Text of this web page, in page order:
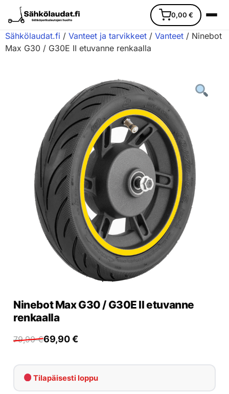
0,00 €
Ajoneuvot
Varaosat
Lisävarusteet
Huoltopalvelu
Yrityksille
Varaa huolto
Sähkölaudat.fi / Vanteet ja tarvikkeet / Vanteet / Ninebot
Max G30 / G30E II etuvanne renkaalla
Ninebot Max G30 / G30E II etuvanne
renkaalla
79,90€69,90€
Tilapäisesti loppu